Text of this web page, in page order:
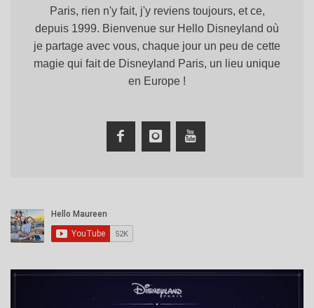
Paris, rien n'y fait, j'y reviens toujours, et ce,
depuis 1999. Bienvenue sur Hello Disneyland où
je partage avec vous, chaque jour un peu de cette
magie qui fait de Disneyland Paris, un lieu unique
en Europe !